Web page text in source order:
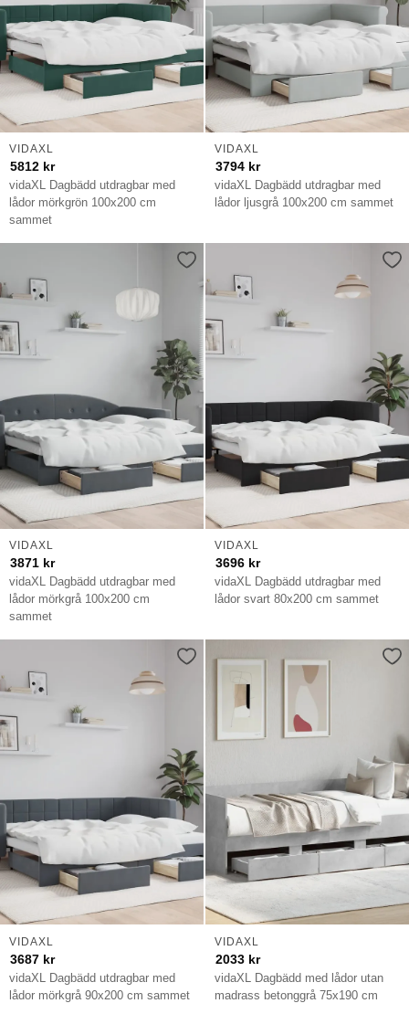
vidaXL Dagbädd utdragbar med
lådor mörkgrön 100x200 cm
sammet
VIDAXL
5812 kr
vidaXL Dagbädd utdragbar med
lådor ljusgrå 100x200 cm sammet
VIDAXL
3794 kr
vidaXL Dagbädd utdragbar med
lådor mörkgrå 100x200 cm
sammet
VIDAXL
3871 kr
vidaXL Dagbädd utdragbar med
lådor svart 80x200 cm sammet
VIDAXL
3696 kr
vidaXL Dagbädd utdragbar med
lådor mörkgrå 90x200 cm sammet
VIDAXL
3687 kr
vidaXL Dagbädd med lådor utan
madrass betonggrå 75x190 cm
VIDAXL
2033 kr